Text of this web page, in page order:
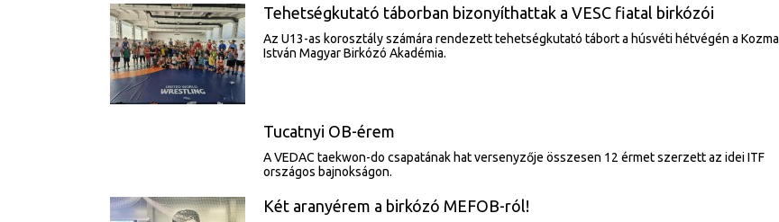
Tehetségkutató táborban bizonyíthattak a VESC fiatal birkózói
Az U13-as korosztály számára rendezett tehetségkutató tábort a húsvéti hétvégén a Kozma
István Magyar Birkózó Akadémia.
Tucatnyi OB-érem
A VEDAC taekwon-do csapatának hat versenyzője összesen 12 érmet szerzett az idei ITF
országos bajnokságon.
Két aranyérem a birkózó MEFOB-ról!